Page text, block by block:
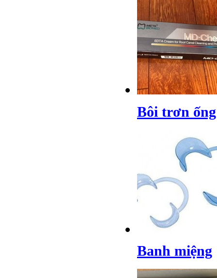
Bôi trơn
Banh miệng